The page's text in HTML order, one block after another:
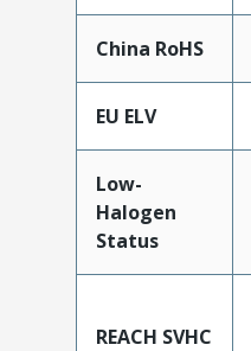
China RoHS
EU ELV
Low-
Halogen
Status
REACH SVHC